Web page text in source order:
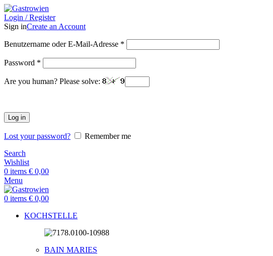
Login / Register
Sign inCreate an Account
Benutzername oder E-Mail-Adresse *
Password *
Are you human? Please solve:
Log in
Lost your password?
Remember me
Search
Wishlist
0 items € 0,00
Menu
0 items € 0,00
KOCHSTELLE
BAIN MARIES